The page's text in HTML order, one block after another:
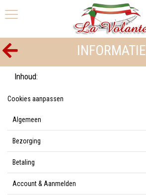
INFORMATIE
Inhoud:
Cookies aanpassen
Algemeen
Bezorging
Betaling
Account & Aanmelden